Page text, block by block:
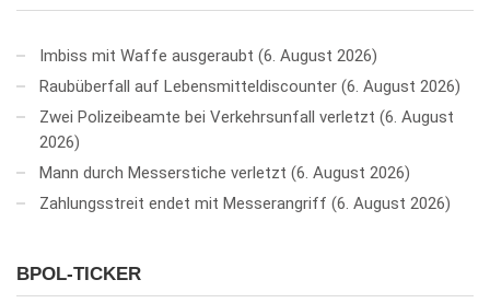
Imbiss mit Waffe ausgeraubt 6. August 2026
Raubüberfall auf Lebensmitteldiscounter 6. August 2026
Zwei Polizeibeamte bei Verkehrsunfall verletzt 6. August
2026
Mann durch Messerstiche verletzt 6. August 2026
Zahlungsstreit endet mit Messerangriff 6. August 2026
BPOL-TICKER